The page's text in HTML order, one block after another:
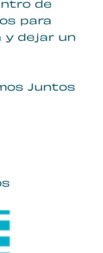
de
para
y dejar un
Juntos